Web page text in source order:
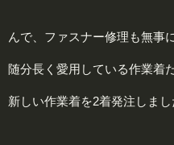
んで、ファスナー修理も無事
随分長く愛用している作業着
新しい作業着を2着発注しまし